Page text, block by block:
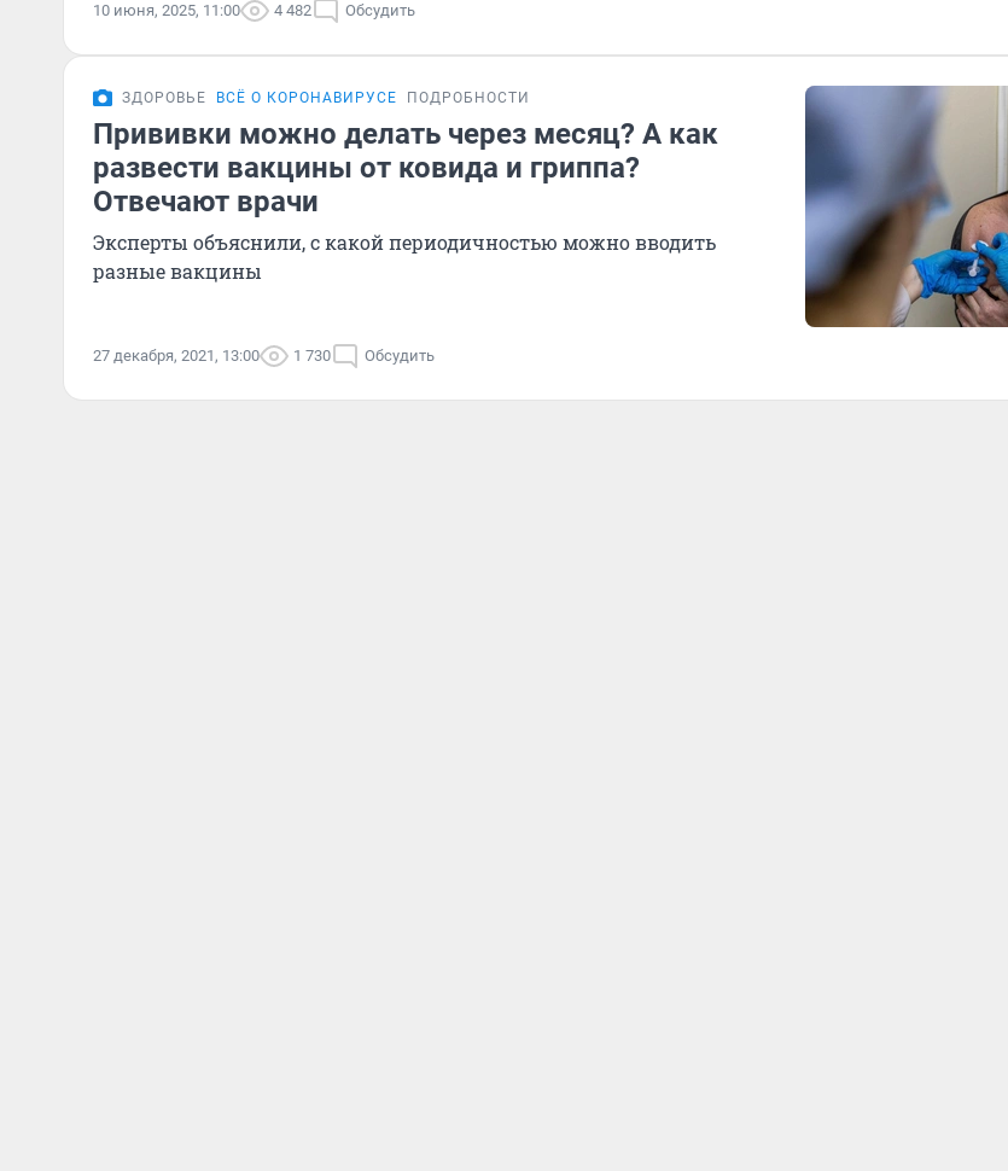
10 июня, 2025, 11:00 4 482 Обсудить
ЗДОРОВЬЕ ВСЁ О КОРОНАВИРУСЕ ПОДРОБНОСТИ
Прививки можно делать через месяц? А как
развести вакцины от ковида и гриппа?
Отвечают врачи
Эксперты объяснили, с какой периодичностью можно вводить
разные вакцины
27 декабря, 2021, 13:00 1 730 Обсудить